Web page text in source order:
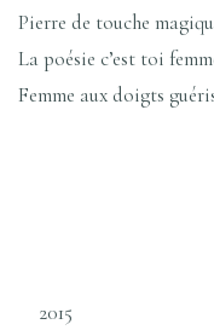
Pierre de touche
La poésie c’est toi
Femme aux doigts
2015